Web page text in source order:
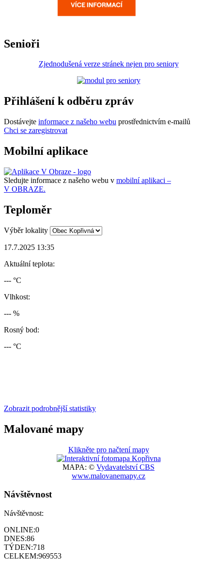
Senioři
Zjednodušená verze stránek nejen pro seniory
Přihlášení k odběru zpráv
Dostávejte informace z našeho webu prostřednictvím e-mailů
Chci se zaregistrovat
Mobilní aplikace
Sledujte informace z našeho webu v mobilní aplikaci –
V OBRAZE.
Teploměr
Výběr lokality
17.7.2025 13:35
Aktuální teplota:
--- °C
Vlhkost:
--- %
Rosný bod:
--- °C
Zobrazit podrobnější statistiky
Malované mapy
Klikněte pro načtení mapy
MAPA: © Vydavatelství CBS
www.malovanemapy.cz
Návštěvnost
Návštěvnost:
ONLINE:0
DNES:86
TÝDEN:718
CELKEM:969553